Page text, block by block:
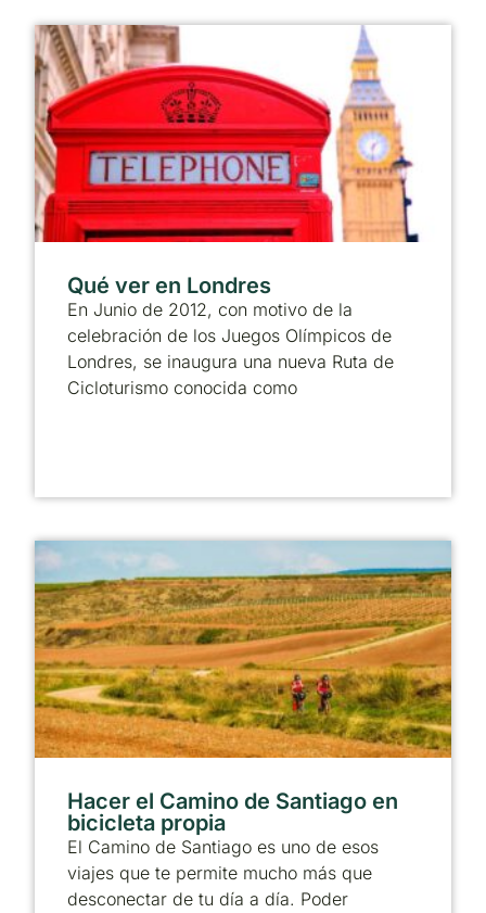
Qué ver en Londres
En Junio de 2012, con motivo de la
celebración de los Juegos Olímpicos de
Londres, se inaugura una nueva Ruta de
Cicloturismo conocida como
Hacer el Camino de Santiago en
bicicleta propia
El Camino de Santiago es uno de esos
viajes que te permite mucho más que
desconectar de tu día a día. Poder